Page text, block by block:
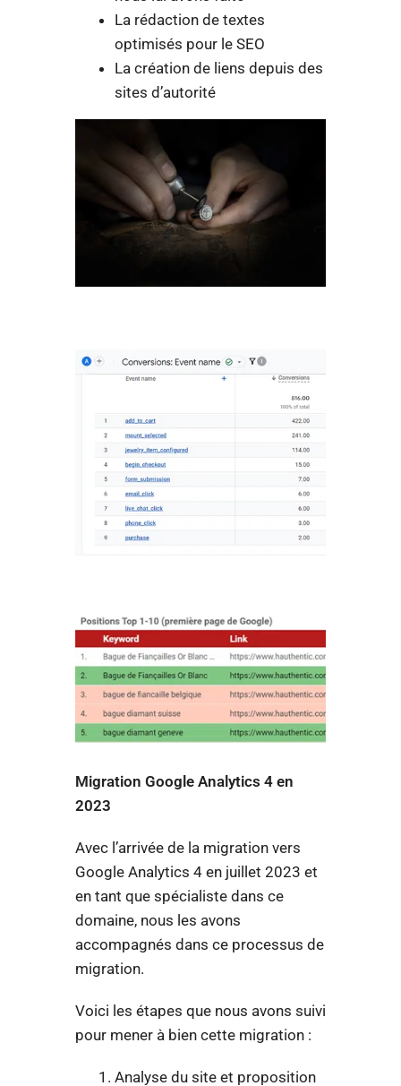
La rédaction de textes
optimisés pour le SEO
La création de liens depuis des
sites d’autorité
Migration Google Analytics 4 en
2023
Avec l’arrivée de la migration vers
Google Analytics 4 en juillet 2023 et
en tant que spécialiste dans ce
domaine, nous les avons
accompagnés dans ce processus de
migration.
Voici les étapes que nous avons suivi
pour mener à bien cette migration :
Analyse du site et proposition